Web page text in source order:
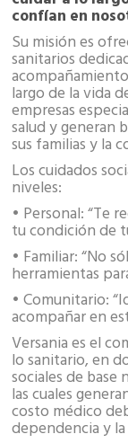
confían en
Su misión es
sanitarios
largo de la vida
empresas
salud y generan
sus familias y la
Los cuidados
niveles:
• Personal: “Te
tu condición de
• Familiar: “No
herramientas
• Comunitario:
acompañar en
Versania es el
lo sanitario, en
sociales de base
las cuales
costo médico
dependencia y